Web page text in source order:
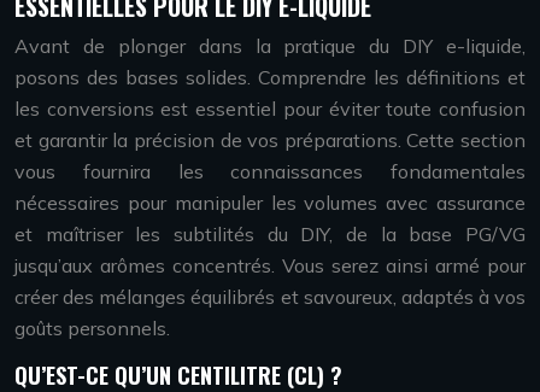
Avant de plonger dans la pratique du DIY e-liquide,
posons des bases solides. Comprendre les définitions et
les conversions est essentiel pour éviter toute confusion
et garantir la précision de vos préparations. Cette section
vous fournira les connaissances fondamentales
nécessaires pour manipuler les volumes avec assurance
et maîtriser les subtilités du DIY, de la base PG/VG
jusqu’aux arômes concentrés. Vous serez ainsi armé pour
créer des mélanges équilibrés et savoureux, adaptés à vos
goûts personnels.
QU’EST-CE QU’UN CENTILITRE (CL) ?